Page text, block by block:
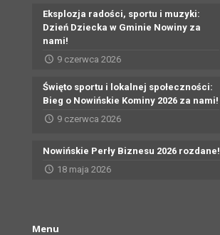
Eksplozja radości, sportu i muzyki:
Dzień Dziecka w Gminie Nowiny za
nami!
9 czerwca 2026
Święto sportu i lokalnej społeczności:
Bieg o Nowińskie Kominy 2026 za nami!
9 czerwca 2026
Nowińskie Perły Biznesu 2026 rozdane!
18 maja 2026
Menu